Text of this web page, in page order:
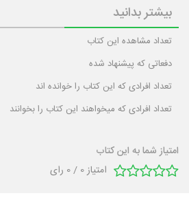
بیشتر بدانید
تعداد مشاهده این کتاب
دفعاتی که پیشنهاد شده
تعداد افرادی که این کتاب را خوانده اند
تعداد افرادی که میخواهند این کتاب را بخوانند
امتیاز شما به این کتاب
امتیاز0
/
0 رای